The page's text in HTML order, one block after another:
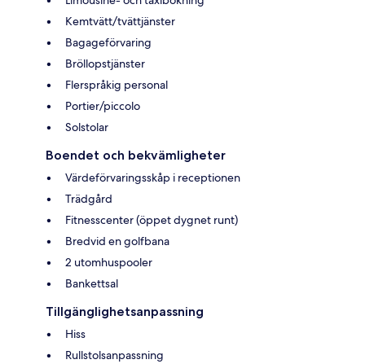
Kemtvätt/tvättjänster
Bagageförvaring
Bröllopstjänster
Flerspråkig personal
Portier/piccolo
Solstolar
Boendet och bekvämligheter
Värdeförvaringsskåp i receptionen
Trädgård
Fitnesscenter (öppet dygnet runt)
Bredvid en golfbana
2 utomhuspooler
Bankettsal
Tillgänglighetsanpassning
Hiss
Rullstolsanpassning